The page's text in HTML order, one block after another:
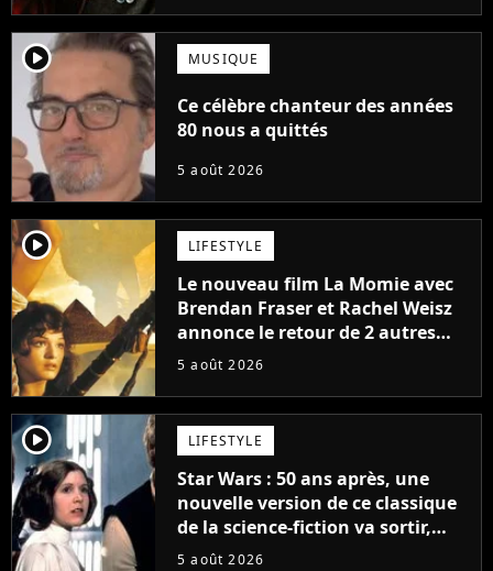
player2 MUSIQUE
Ce célèbre chanteur des années
80 nous a quittés
5 août 2026
player2 LIFESTYLE
Le nouveau film La Momie avec
Brendan Fraser et Rachel Weisz
annonce le retour de 2 autres
personnages emblématiques de
5 août 2026
player2 LIFESTYLE
Star Wars : 50 ans après, une
nouvelle version de ce classique
de la science-fiction va sortir,
mais on ne la verra jamais en
5 août 2026